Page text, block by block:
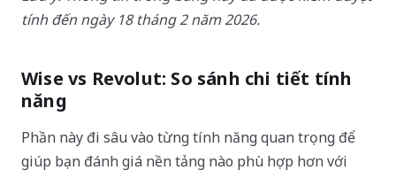
tính đến ngày 18 tháng 2 năm 2026.
Wise vs Revolut: So sánh chi tiết tính
năng
Phần này đi sâu vào từng tính năng quan trọng để
giúp bạn đánh giá nền tảng nào phù hợp hơn với